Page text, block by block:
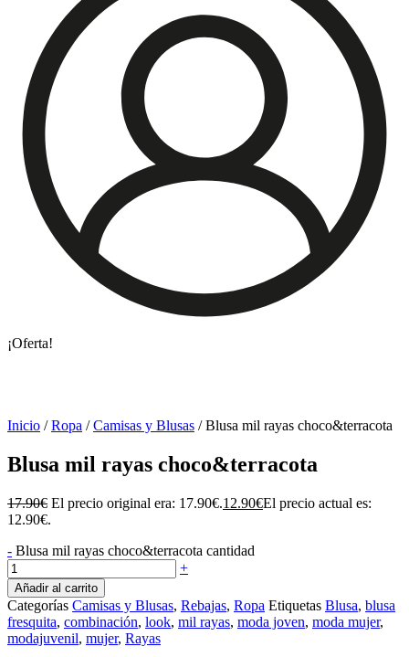
¡Oferta!
Inicio /Ropa /Camisas y Blusas / Blusa mil rayas choco&terracota
Blusa mil rayas choco&terracota
17.90€ El precio original era: 17.90€.12.90€El precio actual es:
12.90€.
- Blusa mil rayas choco&terracota cantidad
+
Añadir al carrito
Categorías Camisas y Blusas, Rebajas, Ropa Etiquetas Blusa, blusa
fresquita, combinación, look, mil rayas, moda joven, moda mujer,
modajuvenil, mujer, Rayas